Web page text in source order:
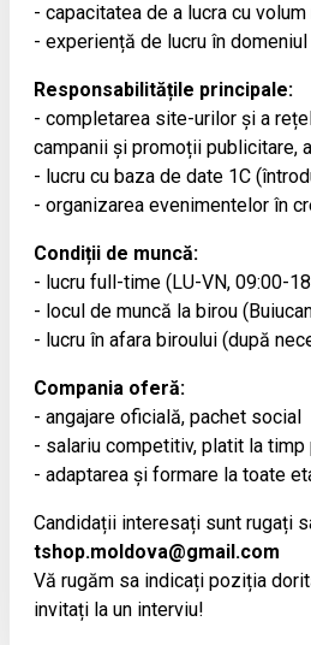
- capacitatea de a lucra cu
- experiență de lucru în
Responsabilitățile principale:
- completarea site-urilor și a
campanii și promoții publicitare,
- lucru cu baza de date 1С
- organizarea evenimentelor în
Condiții de muncă:
- lucru full-time (LU-VN, 09:00-
- locul de muncă la birou
- lucru în afara biroului (după
Compania oferă:
- angajare oficială, pachet social
- salariu competitiv, platit la
- adaptarea și formare la toate
Candidații interesați sunt rugați
tshop.moldova@gmail.com
Vă rugăm sa indicați poziția
invitați la un interviu!